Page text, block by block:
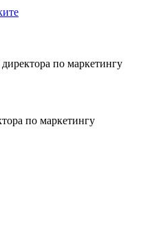
директора по маркетингу
по маркетингу